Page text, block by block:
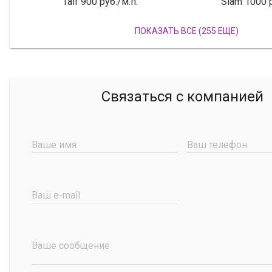
ПОКАЗАТЬ ВСЕ (255 ЕЩЕ)
Связаться с компанией
Ваше имя Ваш телефон
Ваш e-mail
Ваше сообщение